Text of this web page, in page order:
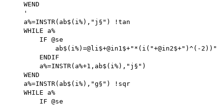
    WEND
    '
    a%=INSTR(ab$(i%),"j§") !tan
    WHILE a%
        IF @se
ab$(i%)=@li$+@in1$+"*(i("+@in2$+")^(-
        ENDIF
        a%=INSTR(a%+1,ab$(i%),"j§")
    WEND
    a%=INSTR(ab$(i%),"g§") !sqr
    WHILE a%
        IF @se